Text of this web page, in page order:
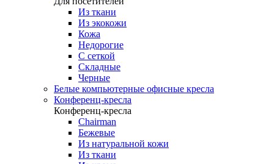
Из ткани
Из экокожи
Кожа
Недорогие
С сеткой
Складные
Черные
Белые компьютерные офисные кресла
Конференц-кресла
Конференц-кресла
Chairman
Бежевые
Из натуральной кожи
Из ткани